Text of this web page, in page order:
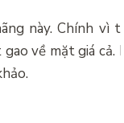
này. Chính vì
về mặt giá cả.